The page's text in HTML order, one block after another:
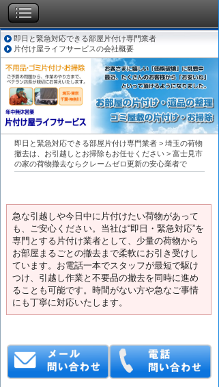
即日と緊急対応できる部屋片付け専門業者
片付け屋ライフサービスの会社概要
即日と緊急対応できる部屋片付け専門業者 > 埼玉の荷物
撤去は、お引越しとお掃除もお任せください > 富士見市
の家の荷物撤去ならクレームゼロ更新の安心業者で
急な引越しや今日中に片付けたい荷物があって
も、ご安心ください。当社は“即日・緊急対応”を
専門とする片付け業者として、少量の荷物から
お部屋まるごとの撤去まで柔軟にお引き受けし
ています。お電話一本でスタッフが最短で駆け
つけ、引越し作業と不要品の撤去を同時に進め
ることも可能です。時間がない方や急なご事情
にも丁寧に対応いたします。